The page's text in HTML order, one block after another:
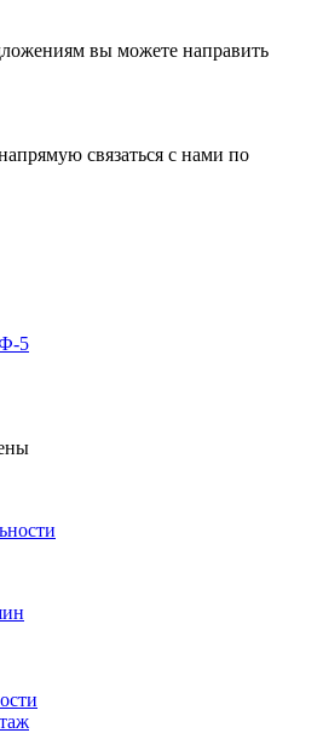
вы можете направить
связаться с нами по
5